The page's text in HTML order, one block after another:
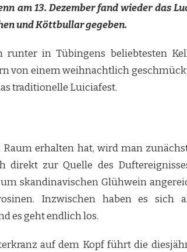
am 13. Dezember fand wieder das
und Köttbullar gegeben.
runter in Tübingens beliebtesten
von einem weihnachtlich
traditionelle Luiciafest.
erhalten hat, wird man
direkt zur Quelle des
skandinavischen Glühwein
Inzwischen haben es sich
es geht endlich los.
auf dem Kopf führt die